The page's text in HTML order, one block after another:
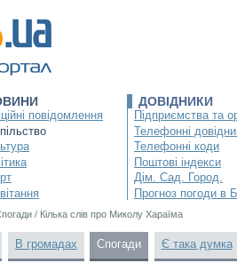
повідомлення
ДОВІДНИКИ
Підприємства та
Телефонні
Телефонні коди
Поштові індекси
Дім. Сад. Город.
Прогноз погоди в
/ Кілька слів про Миколу Хараїма
В громадах Спогади Є така думка